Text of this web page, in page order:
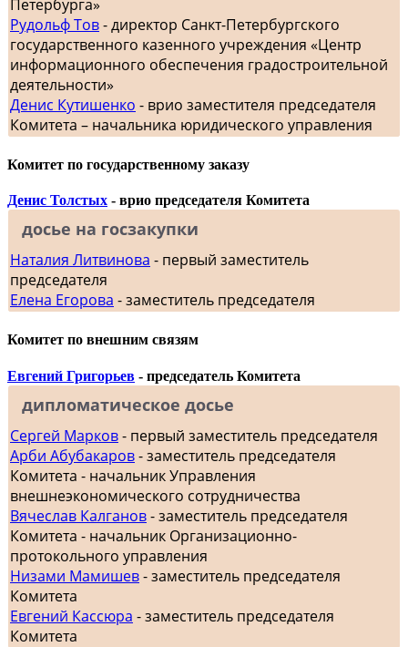
Петербурга»
Рудольф Тов- директор Санкт-Петербургского
государственного казенного учреждения «Центр
информационного обеспечения градостроительной
деятельности»
Денис Кутишенко - врио заместителя председателя
Комитета – начальника юридического управления
Комитет по государственному заказу
Денис Толстых - врио председателя Комитета
досье на госзакупки
Наталия Литвинова - первый заместитель
председателя
Елена Егорова - заместитель председателя
Комитет по внешним связям
Евгений Григорьев - председатель Комитета
дипломатическое досье
Сергей Марков- первый заместитель председателя
Арби Абубакаров- заместитель председателя
Комитета - начальник Управления
внешнеэкономического сотрудничества
Вячеслав Калганов- заместитель председателя
Комитета - начальник Организационно-
протокольного управления
Низами Мамишев- заместитель председателя
Комитета
Евгений Кассюра - заместитель председателя
Комитета